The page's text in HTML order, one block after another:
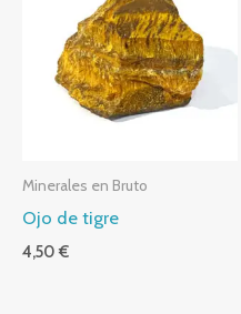
Minerales en Bruto
Ojo de tigre
4,50€